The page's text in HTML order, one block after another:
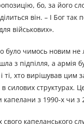
бо, за його
він. – І Бог
військових».
було чимось новим не
з підпілля, а армія
і ті, хто вирішував цим
силових структурах.
з 1990-х чи з
свого капеланського